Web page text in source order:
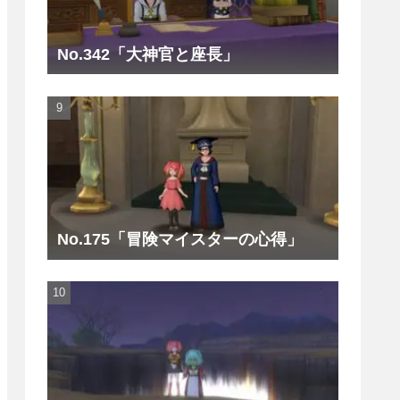
No.342「大神官と座長」
No.175「冒険マイスターの心得」